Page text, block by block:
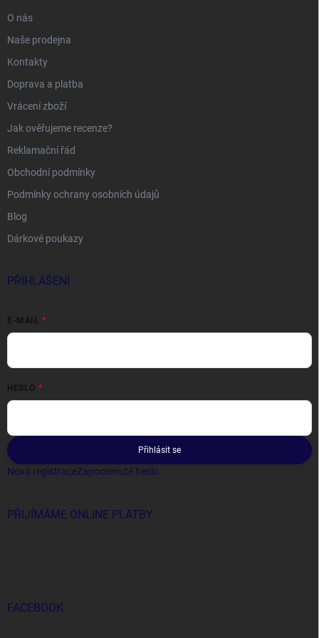
O nás
Naše prodejna
Kontakty
Doprava a platba
Vrácení zboží
Jak ověřujeme recenze?
Reklamační řád
Obchodní podmínky
Podmínky ochrany osobních údajů
Blog
Dárkové poukazy
PŘIHLÁŠENÍ
E-MAIL
HESLO
Přihlásit se
Nová registraceZapomenuté heslo
PŘIJÍMÁME ONLINE PLATBY
FACEBOOK